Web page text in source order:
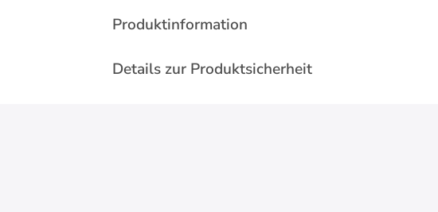
Produktinformation
Details zur Produktsicherheit